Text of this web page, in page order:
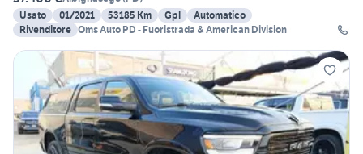
Usato
01/2021 53185 Km Gpl
Automatico
Rivenditore Oms Auto PD - Fuoristrada & American Division